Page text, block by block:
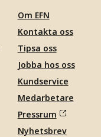
Om EFN
Kontakta oss
Tipsa oss
Jobba hos oss
Kundservice
Medarbetare
Pressrum
Nyhetsbrev